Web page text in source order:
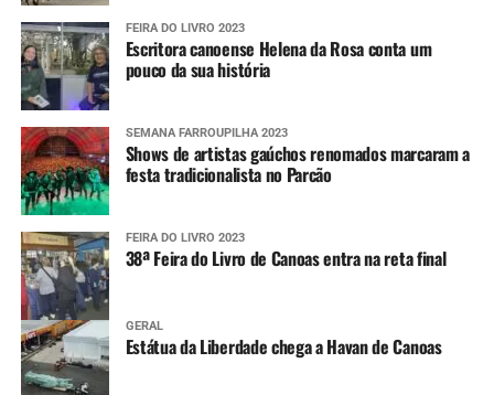
FEIRA DO LIVRO 2023
Escritora canoense Helena da Rosa conta um
pouco da sua história
SEMANA FARROUPILHA 2023
Shows de artistas gaúchos renomados marcaram a
festa tradicionalista no Parcão
FEIRA DO LIVRO 2023
38ª Feira do Livro de Canoas entra na reta final
GERAL
Estátua da Liberdade chega a Havan de Canoas